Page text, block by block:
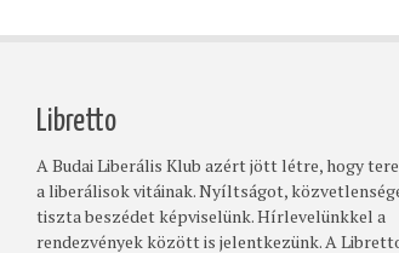
Libretto
A Budai Liberális Klub azért jött létre, hogy
a liberálisok vitáinak. Nyíltságot,
tiszta beszédet képviselünk. Hírlevelünkkel a
rendezvények között is jelentkezünk. A